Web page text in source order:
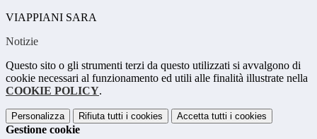
VIAPPIANI SARA
Notizie
Questo sito o gli strumenti terzi da questo utilizzati si avvalgono di
cookie necessari al funzionamento ed utili alle finalità illustrate nella
COOKIE POLICY.
Personalizza Rifiuta tutti i cookies Accetta tutti i cookies
Gestione cookie